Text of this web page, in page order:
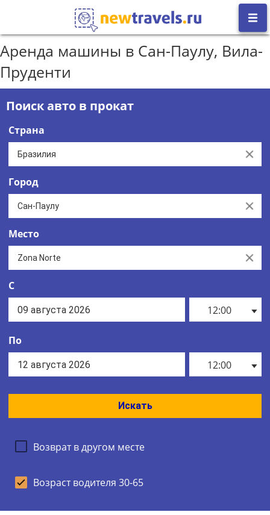
Аренда машины в Сан-Паулу, Вила-
Пруденти
Поиск авто в прокат
Страна
Clear
Город
Clear
Место
Clear
С
12:00
По
12:00
Искать
Возврат в другом месте
Возраст водителя 30-65